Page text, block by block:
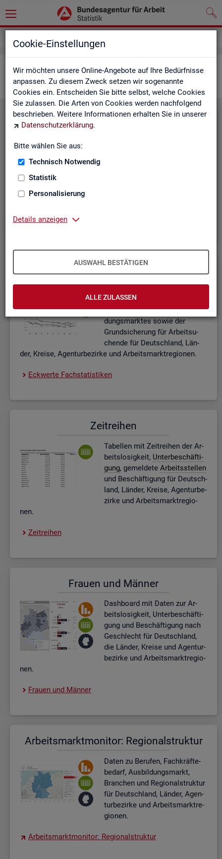
Cookie-Einstellungen
Wir möchten unsere Online-Angebote auf Ihre Bedürfnisse
anpassen. Zu diesem Zweck setzen wir sogenannte
Cookies ein. Entscheiden Sie bitte selbst, welche Cookies
Sie zulassen. Die Arten von Cookies werden nachfolgend
beschrieben. Weitere Informationen erhalten Sie in unserer
Datenschutzerklärung.
Bitte wählen Sie aus:
Technisch Notwendig
Statistik
Personalisierung
Details anzeigen
AUSWAHL BESTÄTIGEN
ALLE ZULASSEN
Ar­beits­markt im Über­blick
Eck­wer­te Ar­beits­markt
Eck­wer­te Ar­beits­markt
Eck­wer­te Fach­sta­tis­ti­ken
bel­len zu den ak­tu­el­len Eck­
wer­ten des Ar­beits- und Aus­bil­
dungs­mark­tes sowie der
Grund­si­che­rung für Ar­beit­su­
chen­de für Deutsch­land, Län­
der, Krei­se, Agen­tur­be­zir­ke und Ar­beits­markt­re­gio­nen.
Eck­wer­te Fach­sta­tis­ti­ken
Zeit­rei­hen
Ta­bel­len mit Zeit­rei­hen der Ar­
beits­lo­sig­keit, Un­ter­be­schäf­ti­
gung, ge­mel­de­te Ar­beits­stel­len
und Be­schäf­ti­gung für Deutsch­
land, Län­der, Krei­se, Agen­tur­be­
zir­ke und Ar­beits­markt­re­gio­
nen.
Zeit­rei­hen
Frau­en und Män­ner
Dash­board mit Daten zur Ar­
beits­lo­sig­keit, Un­ter­be­schäf­ti­
gung und Be­schäf­ti­gung nach
Ge­schlecht für Deutsch­land,
die Län­der, Krei­se und Agen­tur­
be­zir­ke und Ar­beits­markt­re­gio­
nen.
Frau­en und Män­ner
Ar­beits­markt­mo­ni­tor: Re­gio­nal­struk­tur
Daten zu Be­ru­fen, Fach­kräf­te­
be­darf, Aus­bil­dungs­markt,
Bran­chen und Re­gio­nal­struk­tur
für Deutsch­land, Län­der, Agen­
tur­be­zir­ke und Ar­beits­markt­re­
gio­nen.
Ar­beits­markt­mo­ni­tor: Re­gio­nal­struk­tur